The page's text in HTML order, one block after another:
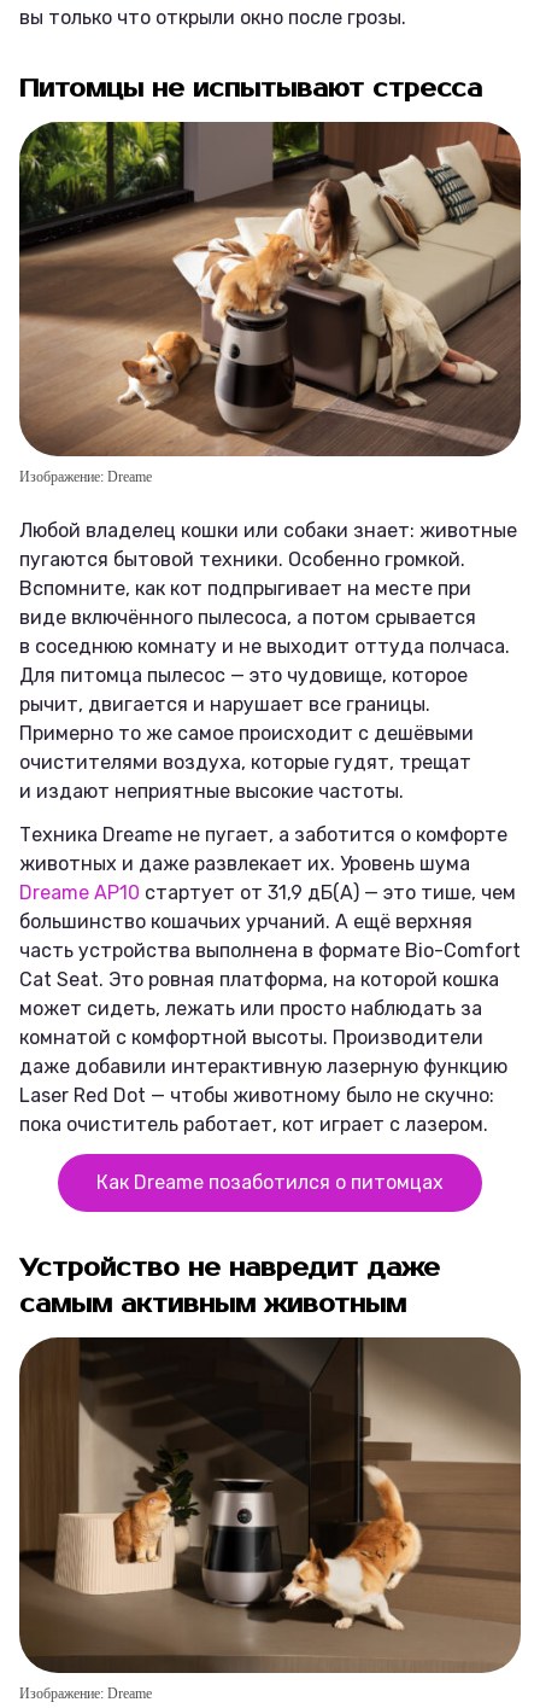
вы только что открыли окно после грозы.
Питомцы не испытывают стресса
Изображение: Dreame
Любой владелец кошки или собаки знает: животные
пугаются бытовой техники. Особенно громкой.
Вспомните, как кот подпрыгивает на месте при
виде включённого пылесоса, а потом срывается
в соседнюю комнату и не выходит оттуда полчаса.
Для питомца пылесос — это чудовище, которое
рычит, двигается и нарушает все границы.
Примерно то же самое происходит с дешёвыми
очистителями воздуха, которые гудят, трещат
и издают неприятные высокие частоты.
Техника Dreame не пугает, а заботится о комфорте
животных и даже развлекает их. Уровень шума
Dreame AP10 стартует от 31,9 дБ(А) — это тише, чем
большинство кошачьих урчаний. А ещё верхняя
часть устройства выполнена в формате Bio-Comfort
Cat Seat. Это ровная платформа, на которой кошка
может сидеть, лежать или просто наблюдать за
комнатой с комфортной высоты. Производители
даже добавили интерактивную лазерную функцию
Laser Red Dot — чтобы животному было не скучно:
пока очиститель работает, кот играет с лазером.
Как Dreame позаботился о питомцах
Устройство не навредит даже
самым активным животным
Изображение: Dreame